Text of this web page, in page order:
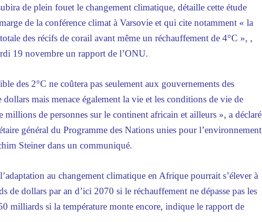
de plein fouet le changement climatique, détaille cette étude
de la conférence climat à Varsovie et qui cite notamment « la
des récifs de corail avant même un réchauffement de 4°C », ,
19 novembre un rapport de l’ONU.
des 2°C ne coûtera pas seulement aux gouvernements des
mais menace également la vie et les conditions de vie de
millions de personnes sur le continent africain et ailleurs », a déclaré
général du Programme des Nations unies pour l’environnement
Steiner dans un communiqué.
au changement climatique en Afrique pourrait s’élever à
de dollars par an d’ici 2070 si le réchauffement ne dépasse pas les
milliards si la température monte encore, indique le rapport de